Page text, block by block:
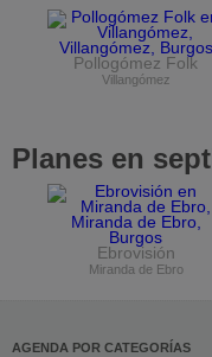
Pollogómez Folk
Villangómez
Planes en
Ebrovisión
Miranda de Ebro
AGENDA POR CATEGORÍAS